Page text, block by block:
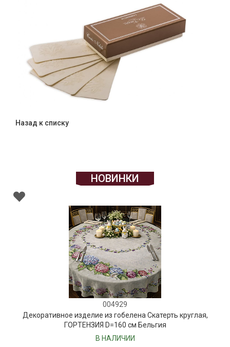
Назад к списку
НОВИНКИ
004929
Декоративное изделие из гобелена Скатерть круглая,
ГОРТЕНЗИЯ D=160 см Бельгия
В НАЛИЧИИ